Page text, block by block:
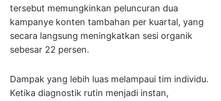
tersebut memungkinkan peluncuran dua
kampanye konten tambahan per kuartal, yang
secara langsung meningkatkan sesi organik
sebesar 22 persen.
Dampak yang lebih luas melampaui tim individu.
Ketika diagnostik rutin menjadi instan,